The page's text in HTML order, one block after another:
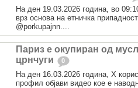
На ден 19.03.2026 година, во
врз основа на етничка
@porkupajnn....
Париз е окупиран од
црнчуги
0
На ден 16.03.2026 година, Х
профил објави видео кое е